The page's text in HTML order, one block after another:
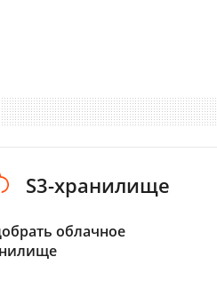
S3-хранилище
облачное